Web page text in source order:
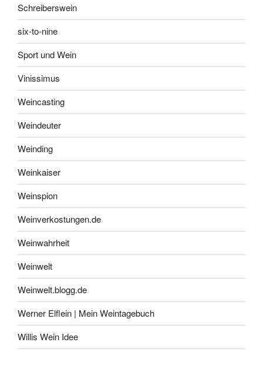
Schreiberswein
six-to-nine
Sport und Wein
Vinissimus
Weincasting
Weindeuter
Weinding
Weinkaiser
Weinspion
Weinverkostungen.de
Weinwahrheit
Weinwelt
Weinwelt.blogg.de
Werner Elflein | Mein Weintagebuch
Willis Wein Idee